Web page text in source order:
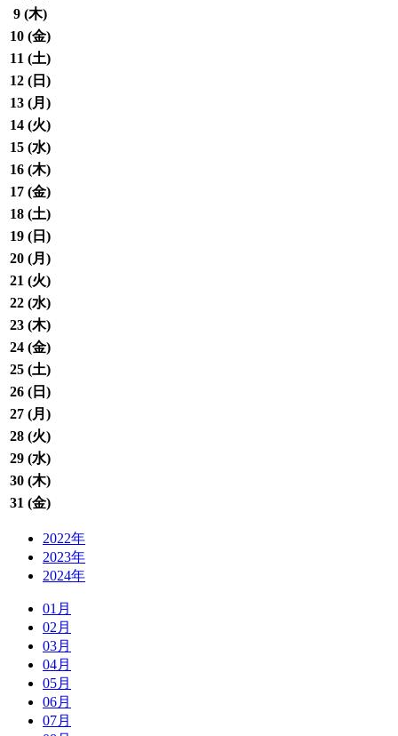
9 (木)
10 (金)
11 (土)
12 ( 日 )
13 (月 )
14 (火)
15 (水)
16 (木)
17 (金)
18 (土)
19 ( 日 )
20 (月 )
21 (火)
22 (水)
23 (木)
24 (金)
25 (土)
26 ( 日 )
27 (月 )
28 (火)
29 (水)
30 (木)
31 (金)
2022年
2023年
2024年
01月
02月
03月
04月
05月
06月
07月